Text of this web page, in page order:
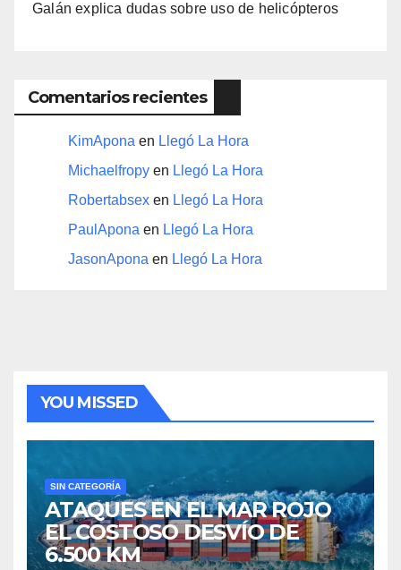
Galán explica dudas sobre uso de helicópteros
Comentarios recientes
KimApona en Llegó La Hora
Michaelfropy en Llegó La Hora
Robertabsex en Llegó La Hora
PaulApona en Llegó La Hora
JasonApona en Llegó La Hora
YOU MISSED
SIN CATEGORÍA
ATAQUES EN EL MAR ROJO
EL COSTOSO DESVÍO DE
6.500 KM